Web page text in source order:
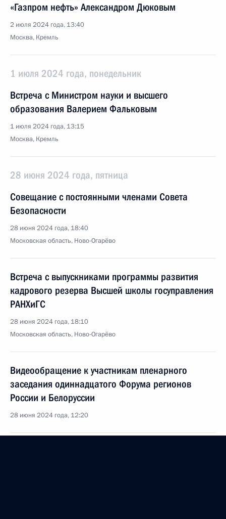
«Газпром нефть» Александром Дюковым
2 июля 2024 года, 13:40
Москва, Кремль
1 июля 2024 года, понедельник
Встреча с Министром науки и высшего
образования Валерием Фальковым
1 июля 2024 года, 13:15
Москва, Кремль
28 июня 2024 года, пятница
Совещание с постоянными членами Совета
Безопасности
28 июня 2024 года, 18:40
Московская область, Ново-Огарёво
Встреча с выпускниками программы развития
кадрового резерва Высшей школы госуправления
РАНХиГС
28 июня 2024 года, 18:10
Московская область, Ново-Огарёво
Видеообращение к участникам пленарного
заседания одиннадцатого Форума регионов
России и Белоруссии
28 июня 2024 года, 12:20